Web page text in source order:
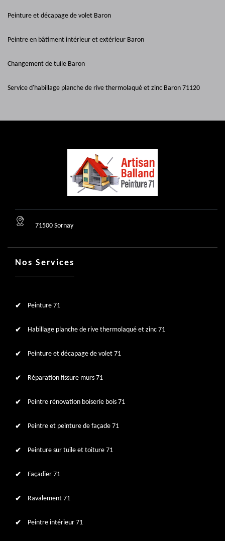
Peinture et décapage de volet Baron
Peintre en bâtiment intérieur et extérieur Baron
Changement de tuile Baron
Service d'habillage planche de rive thermolaqué et zinc Baron 71120
71500 Sornay
Nos Services
Peinture 71
Habillage planche de rive thermolaqué et zinc 71
Peinture et décapage de volet 71
Réparation fissure murs 71
Peintre rénovation boiserie bois 71
Peintre et peinture de façade 71
Peinture sur tuile et toiture 71
Façadier 71
Ravalement 71
Peintre intérieur 71